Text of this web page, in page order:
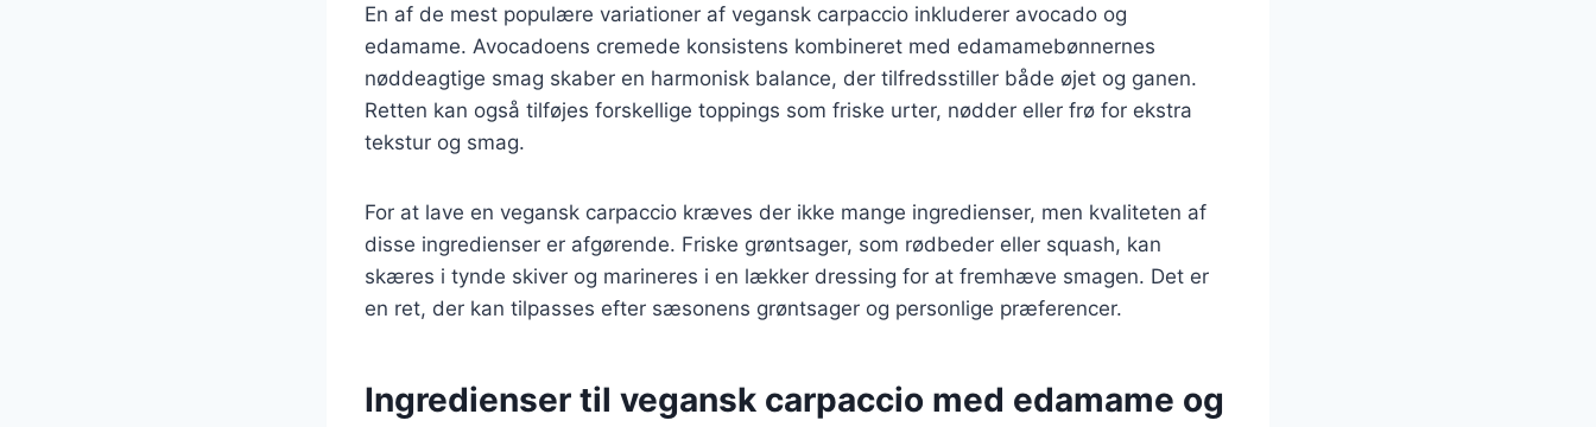
En af de mest populære variationer af vegansk carpaccio inkluderer avocado og
edamame. Avocadoens cremede konsistens kombineret med edamamebønnernes
nøddeagtige smag skaber en harmonisk balance, der tilfredsstiller både øjet og ganen.
Retten kan også tilføjes forskellige toppings som friske urter, nødder eller frø for ekstra
tekstur og smag.
For at lave en vegansk carpaccio kræves der ikke mange ingredienser, men kvaliteten af
disse ingredienser er afgørende. Friske grøntsager, som rødbeder eller squash, kan
skæres i tynde skiver og marineres i en lækker dressing for at fremhæve smagen. Det er
en ret, der kan tilpasses efter sæsonens grøntsager og personlige præferencer.
Ingredienser til vegansk carpaccio med edamame og